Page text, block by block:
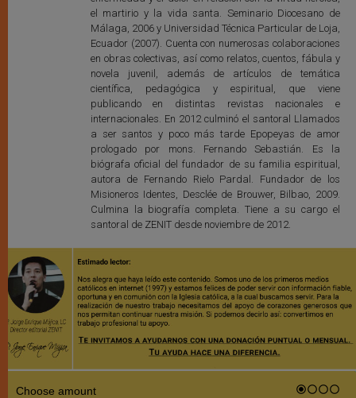
el martirio y la vida santa. Seminario Diocesano de
Málaga, 2006 y Universidad Técnica Particular de Loja,
Ecuador (2007). Cuenta con numerosas colaboraciones
en obras colectivas, así como relatos, cuentos, fábula y
novela juvenil, además de artículos de temática
científica, pedagógica y espiritual, que viene
publicando en distintas revistas nacionales e
internacionales. En 2012 culminó el santoral Llamados
a ser santos y poco más tarde Epopeyas de amor
prologado por mons. Fernando Sebastián. Es la
biógrafa oficial del fundador de su familia espiritual,
autora de Fernando Rielo Pardal. Fundador de los
Misioneros Identes, Desclée de Brouwer, Bilbao, 2009.
Culmina la biografía completa. Tiene a su cargo el
santoral de ZENIT desde noviembre de 2012.